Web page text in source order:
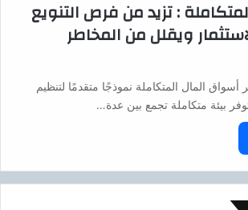
: تزيد من فرص التنويع
ويقلل من المخاطر
أسواق المال المتكاملة نموذجًا متقدمًا لتنظيم
بيئة متكاملة تجمع بين عدة…